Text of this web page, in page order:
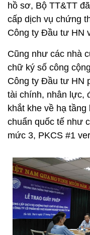
hồ sơ, Bộ TT&TT
cấp dịch vụ chứng
Công ty Đầu tư HN
Cũng như các nhà
chữ ký số công
Công ty Đầu tư HN
tài chính, nhân lực,
khắt khe về hạ
chuẩn quốc tế như
mức 3, PKCS #1